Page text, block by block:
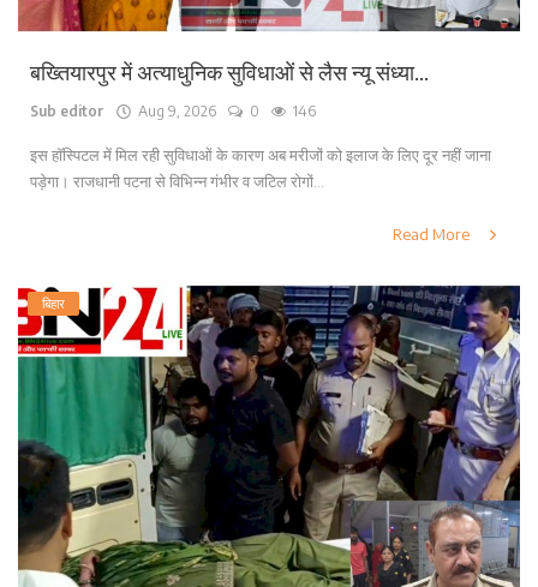
बख्तियारपुर में अत्याधुनिक सुविधाओं से लैस न्यू संध्या...
Sub editor Aug 9, 2026 0 146
इस हॉस्पिटल में मिल रही सुविधाओं के कारण अब मरीजों को इलाज के लिए दूर नहीं जाना
पड़ेगा। राजधानी पटना से विभिन्न गंभीर व जटिल रोगों...
Read More
बिहार